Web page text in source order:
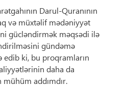
Darul-Quranının
və müxtəlif mədəniyyət
gücləndirmək məqsədi ilə
gündəmə
ki, bu proqramların
daha da
addımdır.